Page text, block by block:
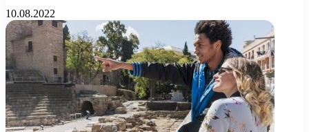
10.08.2022